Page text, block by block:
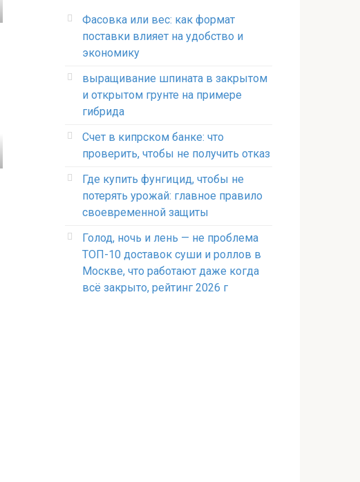
Фасовка или вес: как формат
поставки влияет на удобство и
экономику
выращивание шпината в закрытом
и открытом грунте на примере
гибрида
Счет в кипрском банке: что
проверить, чтобы не получить отказ
Где купить фунгицид, чтобы не
потерять урожай: главное правило
своевременной защиты
Голод, ночь и лень — не проблема
ТОП-10 доставок суши и роллов в
Москве, что работают даже когда
всё закрыто, рейтинг 2026 г